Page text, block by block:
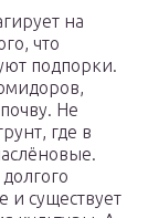
на
что
подпорки.
Не
где в
и существует